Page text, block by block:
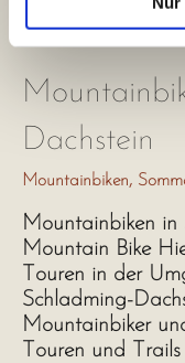
Dachstein
Mountainbiken,
Mountainbiken in
Mountain Bike
Touren in der
Schladming-
Mountainbiker
Touren und